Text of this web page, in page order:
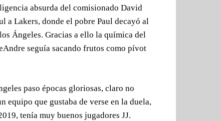
absurda del comisionado David
a Lakers, donde el pobre Paul decayó al
Ángeles. Gracias a ello la química del
seguía sacando frutos como pívot
paso épocas gloriosas, claro no
equipo que gustaba de verse en la duela,
tenía muy buenos jugadores JJ.